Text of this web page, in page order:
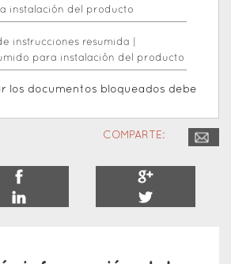
instalación del producto
instrucciones resumida
para instalación del producto
los documentos bloqueados debe
COMPARTE: